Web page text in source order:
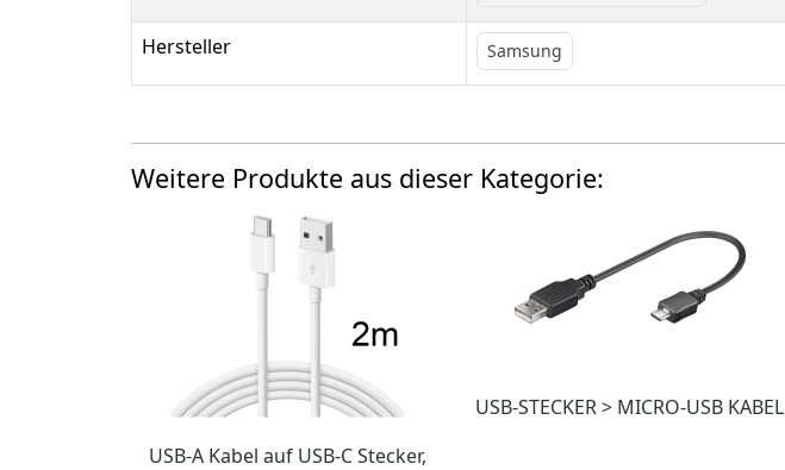
Hersteller Samsung
Weitere Produkte aus dieser Kategorie:
USB-A Kabel auf USB-C Stecker,
USB-STECKER > MICRO-USB KABEL